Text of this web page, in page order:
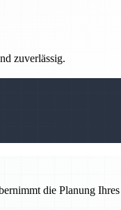
zuverlässig.
die Planung